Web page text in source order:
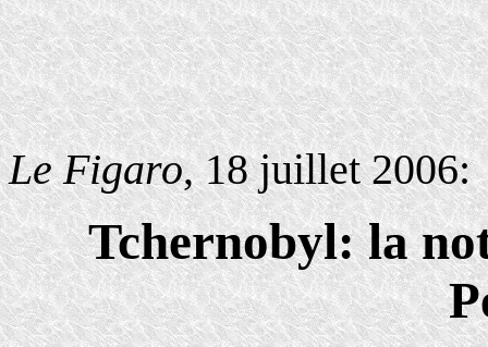
Le Figaro, 18 juillet 2006:
Tchernobyl: la